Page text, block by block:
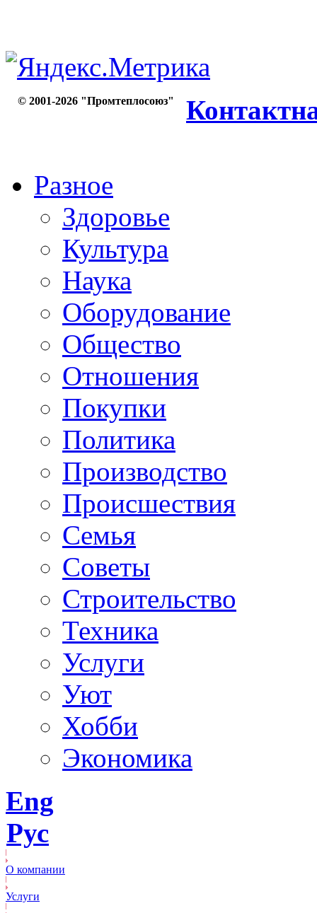
© 2001-2026 "Промтеплосоюз"
Разное
Здоровье
Культура
Наука
Оборудование
Общество
Отношения
Покупки
Политика
Производство
Происшествия
Семья
Советы
Строительство
Техника
Услуги
Уют
Хобби
Экономика
Eng
Рус
О компании
Услуги